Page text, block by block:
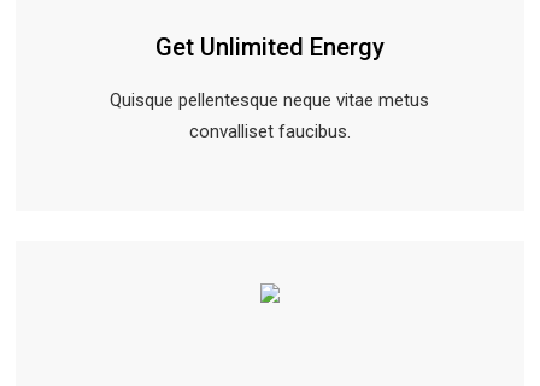
Get Unlimited Energy
Quisque pellentesque neque vitae metus
convalliset faucibus.